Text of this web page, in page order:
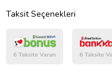
Taksit Seçenekleri